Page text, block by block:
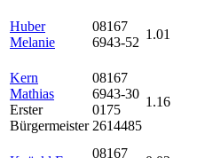
Huber
Melanie
08167
6943-52
1.01
Kern
Mathias
Erster
Bürgermeister
08167
6943-30
0175
2614485
1.16
08167